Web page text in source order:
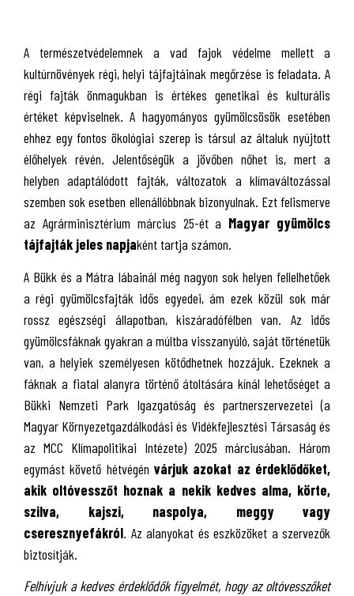
A természetvédelemnek a vad fajok védelme mellett a
kultúrnövények régi, helyi tájfajtáinak megőrzése is feladata. A
régi fajták önmagukban is értékes genetikai és kulturális
értéket képviselnek. A hagyományos gyümölcsösök esetében
ehhez egy fontos ökológiai szerep is társul az általuk nyújtott
élőhelyek révén. Jelentőségük a jövőben nőhet is, mert a
helyben adaptálódott fajták, változatok a klímaváltozással
szemben sok esetben ellenállóbbnak bizonyulnak. Ezt felismerve
az Agrárminisztérium március 25-ét a Magyar gyümölcs
tájfajták jeles napjaként tartja számon.
A Bükk és a Mátra lábainál még nagyon sok helyen fellelhetőek
a régi gyümölcsfajták idős egyedei, ám ezek közül sok már
rossz egészségi állapotban, kiszáradófélben van. Az idős
gyümölcsfáknak gyakran a múltba visszanyúló, saját történetük
van, a helyiek személyesen kötődhetnek hozzájuk. Ezeknek a
fáknak a fiatal alanyra történő átoltására kínál lehetőséget a
Bükki Nemzeti Park Igazgatóság és partnerszervezetei (a
Magyar Környezetgazdálkodási és Vidékfejlesztési Társaság és
az MCC Klímapolitikai Intézete) 2025 márciusában. Három
egymást követő hétvégén várjuk azokat az érdeklődőket,
akik oltóvesszőt hoznak a nekik kedves alma, körte,
szilva, kajszi, naspolya, meggy vagy
cseresznyefákról. Az alanyokat és eszközöket a szervezők
biztosítják.
Felhívjuk a kedves érdeklődők figyelmét, hogy az oltóvesszőket